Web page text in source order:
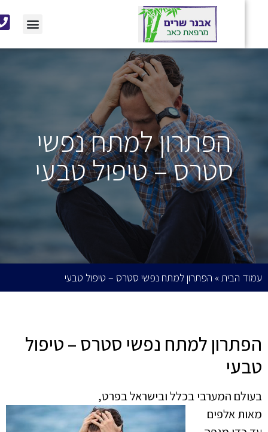
הפתרון למתח נפשי
סטרס – טיפול טבעי
עמוד הבית» הפתרון למתח נפשי סטרס – טיפול טבעי
הפתרון למתח נפשי סטרס – טיפול
טבעי
בעולם המערבי בכלל ובישראל בפרט,
מאות אלפים